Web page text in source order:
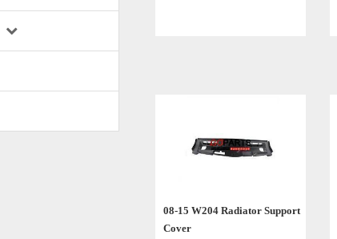
08-15 W204 Radiator Support
Cover